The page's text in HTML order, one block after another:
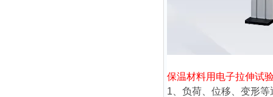
保温材料用电子拉伸试
1、负荷、位移、变形